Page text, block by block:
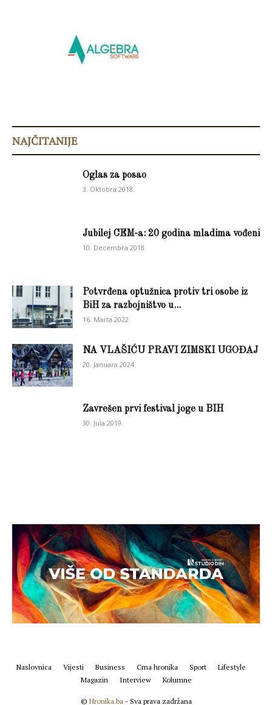
NAJČITANIJE
Oglas za posao
3. Oktobra 2018.
Jubilej CEM-a: 20 godina mladima vođeni
10. Decembra 2018.
Potvrđena optužnica protiv tri osobe iz
BiH za razbojništvo u...
16. Marta 2022.
NA VLAŠIĆU PRAVI ZIMSKI UGOĐAJ
20. Januara 2024.
Zavrešen prvi festival joge u BIH
30. Jula 2019.
Naslovnica Vijesti Business Crna hronika Sport
Lifestyle
Magazin
Interview Kolumne
© Hronika.ba- Sva prava zadržana